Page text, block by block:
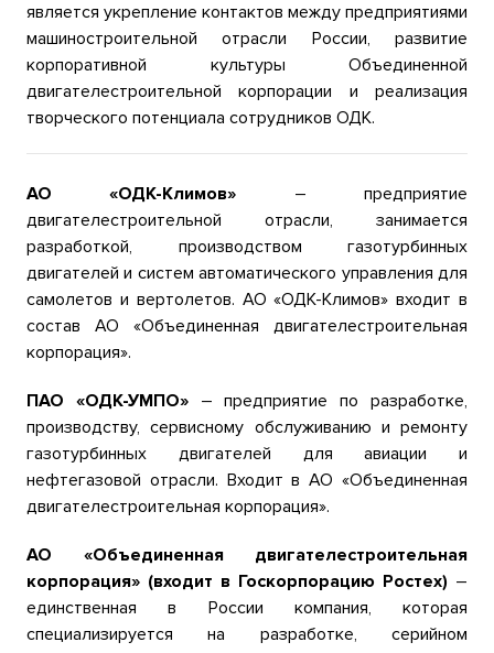
является укрепление контактов между предприятиями
машиностроительной отрасли России, развитие
корпоративной культуры Объединенной
двигателестроительной корпорации и реализация
творческого потенциала сотрудников ОДК.
АО «ОДК-Климов» – предприятие
двигателестроительной отрасли, занимается
разработкой, производством газотурбинных
двигателей и систем автоматического управления для
самолетов и вертолетов. АО «ОДК-Климов» входит в
состав АО «Объединенная двигателестроительная
корпорация».
ПАО «ОДК-УМПО»– предприятие по разработке,
производству, сервисному обслуживанию и ремонту
газотурбинных двигателей для авиации и
нефтегазовой отрасли. Входит в АО «Объединенная
двигателестроительная корпорация».
АО «Объединенная двигателестроительная
корпорация» (входит в Госкорпорацию Ростех) –
единственная в России компания, которая
специализируется на разработке, серийном